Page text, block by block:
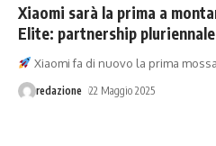
Xiaomi sarà la prima a
Elite: partnership
Xiaomi fa di nuovo la prima
redazione 22 Maggio 2025